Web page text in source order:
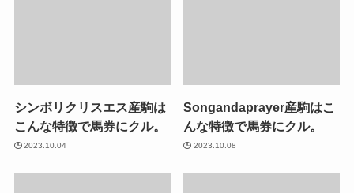
シンボリクリスエス産駒は
こんな特徴で馬券にクル。
2023.10.04
Songandaprayer産駒はこ
んな特徴で馬券にクル。
2023.10.08